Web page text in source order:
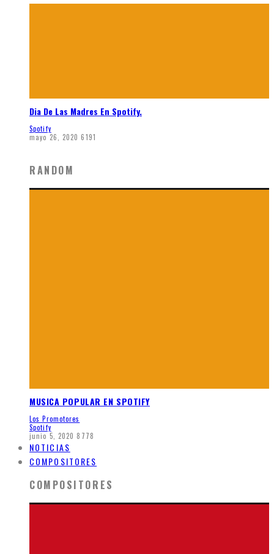
Dia De Las Madres En Spotify.
Spotify
mayo 26, 2020 6191
RANDOM
MUSICA POPULAR EN SPOTIFY
Los Promotores
Spotify
junio 5, 2020 8778
NOTICIAS
COMPOSITORES
COMPOSITORES